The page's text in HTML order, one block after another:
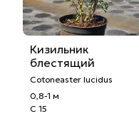
Кизильник
блестящий
Cotoneaster lucidus
0,8-1 м
С 15